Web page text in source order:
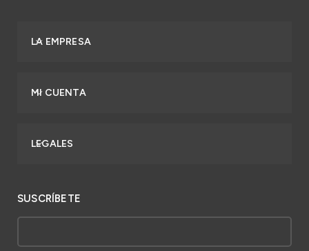
LA EMPRESA
MI CUENTA
LEGALES
SUSCRÍBETE